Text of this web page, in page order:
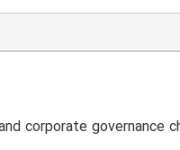
corporate